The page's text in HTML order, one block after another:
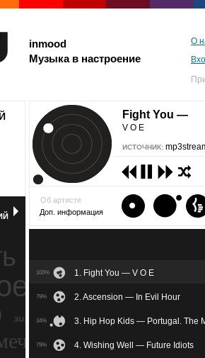
inmood
Музыка в настроение
О
ностальгия
зимний экстрим
Fight You —
V O E
ИСТОЧНИК:
Об артисте
Доп. информация
100% 1. Fight You — V O E
79% 2. Ascension — In Evil Hour
34% 3. Hip Hop Kids — Portugal. The
79% 4. Wishing Well — Future Idiots